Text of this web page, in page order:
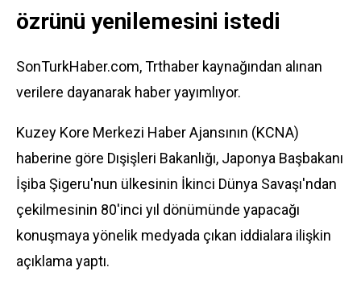
özrünü yenilemesini istedi
SonTurkHaber.com, Trthaber kaynağından alınan
verilere dayanarak haber yayımlıyor.
Kuzey Kore Merkezi Haber Ajansının (KCNA)
haberine göre Dışişleri Bakanlığı, Japonya Başbakanı
İşiba Şigeru'nun ülkesinin İkinci Dünya Savaşı'ndan
çekilmesinin 80'inci yıl dönümünde yapacağı
konuşmaya yönelik medyada çıkan iddialara ilişkin
açıklama yaptı.